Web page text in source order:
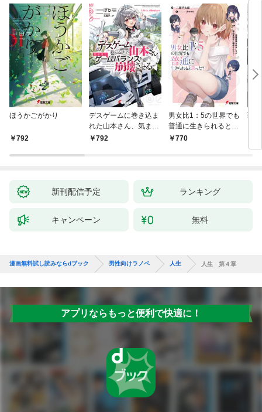
ほうかごがかり
792
デスゲームに巻き込ま
れた山本さん、気まま
にゲームバランスを崩
792
男女比1：5の世界でも
普通に生きられると思
った？ ～激重感情な
770
戦
特
新刊配信予定 ランキング
キャンペーン 無料
漫画無料試し読みならdブック 男性向けラノベ 人生 人生 第４章
アプリならもっと便利で快適に！